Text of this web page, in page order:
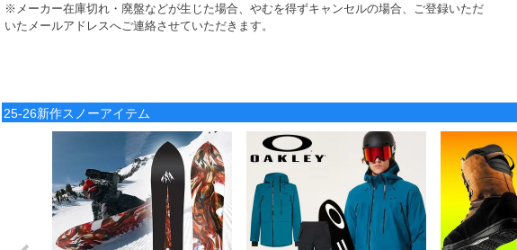
※メーカー在庫切れ・廃盤などが生じた場合、やむを得ずキャンセルの場合、ご登録いただ
いたメールアドレスへご連絡させていただきます。
25-26新作スノーアイテム